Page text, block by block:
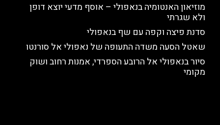
מוזיאון האנטומיה בנאפולי – אוסף מדעי יוצא דופן
ולא שגרתי
סדנת פיצה וקפה עם שף בנאפולי
שאטל הסעה משדה התעופה של נאפולי אל סורנטו
סיור בנאפולי אל הרובע הספרדי, אמנות רחוב ושוק
מקומי